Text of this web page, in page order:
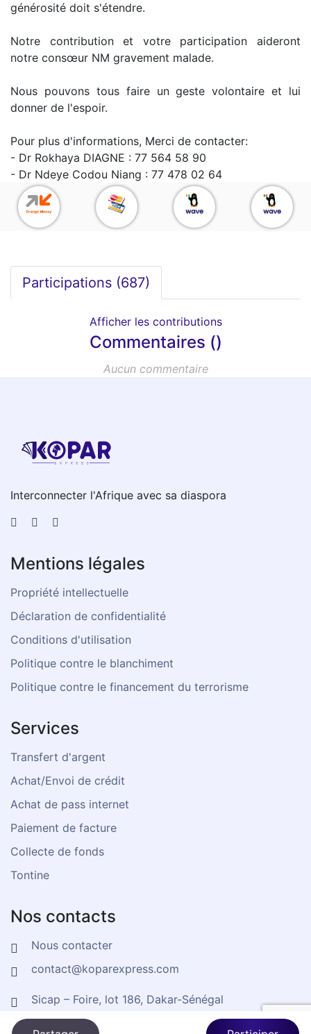
générosité doit s'étendre.
Notre contribution et votre participation aideront
notre consœur NM gravement malade.
Nous pouvons tous faire un geste volontaire et lui
donner de l'espoir.
Pour plus d'informations, Merci de contacter:
- Dr Rokhaya DIAGNE : 77 564 58 90
- Dr Ndeye Codou Niang : 77 478 02 64
Participations (687)
Afficher les contributions
Commentaires ()
Aucun commentaire
Interconnecter l'Afrique avec sa diaspora
Mentions légales
Propriété intellectuelle
Déclaration de confidentialité
Conditions d'utilisation
Politique contre le blanchiment
Politique contre le financement du terrorisme
Services
Transfert d'argent
Achat/Envoi de crédit
Achat de pass internet
Paiement de facture
Collecte de fonds
Tontine
Nos contacts
Nous contacter
contact@koparexpress.com
Sicap – Foire, lot 186, Dakar-Sénégal